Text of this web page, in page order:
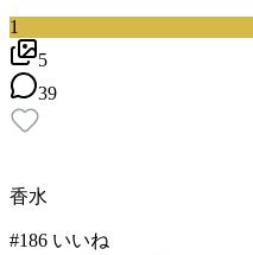
1
5
39
香水
#186 いいね